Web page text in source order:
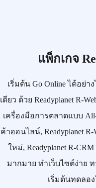
แพ็กเกจ
เริ่มต้น Go Onlineได้อย่า
เดียว ด้วย Readyplanet R-
เครื่องมือการตลาดแบบ
ค้าออนไลน์, Readyplanet R-
ใหม่, Readyplanet R-CRM
มากมาย ทำเว็บไซต์ง่าย
เริ่มต้นทดลอ